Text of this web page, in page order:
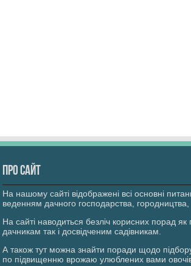
Про сайт
На нашому сайті відображені всі основні
веденням дачного господарства, городництва,
На сайті наводиться безліч корисних порад як
дачникам так і досвідченим садівникам.
А також тут можна знайти поради щодо
по підвищенню врожаю улюблених вами овочів